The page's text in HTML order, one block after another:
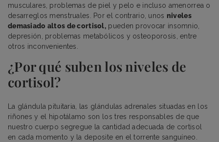
musculares, problemas de piel y pelo e incluso amenorrea o
desarreglos menstruales. Por el contrario, unos niveles
demasiado altos de cortisol, pueden provocar insomnio,
depresión, problemas metabólicos y osteoporosis, entre
otros inconvenientes.
¿Por qué suben los niveles de
cortisol?
La glándula pituitaria, las glándulas adrenales situadas en los
riñones y el hipotálamo son los tres responsables de que
nuestro cuerpo segregue la cantidad adecuada de cortisol
en cada momento y la deposite en el torrente sanguíneo.